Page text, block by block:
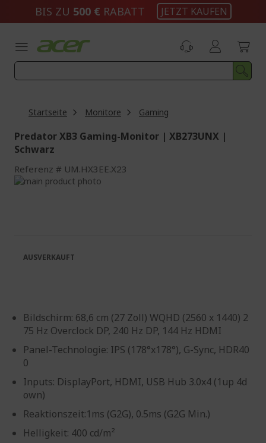
BIS ZU 500 € RABATT JETZT KAUFEN
Startseite Monitore Gaming
Predator XB3 Gaming-Monitor | XB273UNX |
Schwarz
Referenz UM.HX3EE.X23
Zum
Bildschirm: 68,6 cm (27 Zoll) WQHD (2560 x 1440) 2
75 Hz Overclock DP, 240 Hz DP, 144 Hz HDMI
Panel-Technologie: IPS (178°x178°), G-Sync, HDR40
0
Inputs: DisplayPort, HDMI, USB Hub 3.0x4 (1up 4d
own)
Reaktionszeit:1ms (G2G), 0.5ms (G2G Min.)
Helligkeit: 400 cd/m²
AUSVERKAUFT